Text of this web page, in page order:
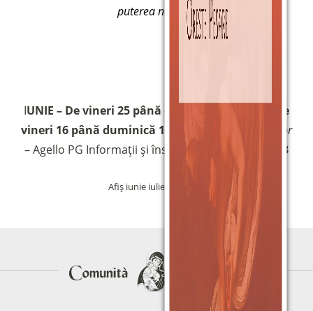
puterea noastră
IUNIE – De vineri 25 până duminică 27 IULIE – De
vineri 16 până duminică 18
Casa de rugăciune
Tabor
– Agello PG Informații și înscrieri:
Rita 342 9318383
Afiș iunie iulie 2021 Descărcare